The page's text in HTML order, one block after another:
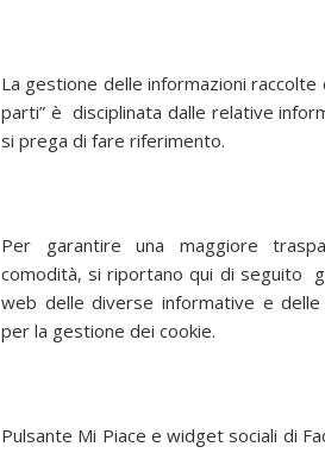
La gestione delle informazioni raccolte
parti” è disciplinata dalle relative
si prega di fare riferimento.
Per garantire una maggiore
comodità, si riportano qui di seguito
web delle diverse informative e delle
per la gestione dei cookie.
Pulsante Mi Piace e widget sociali di